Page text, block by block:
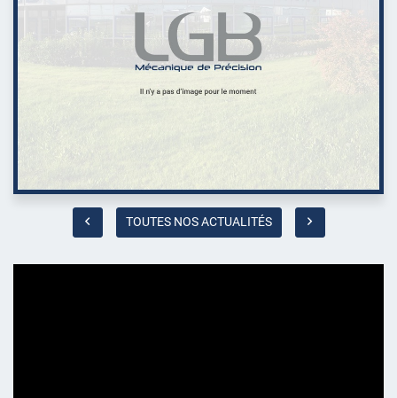
Nous vous souhaitons une agréable visite sur notre site, à
bientôt.
L'équipe de LGB SAS
TOUTES NOS ACTUALITÉS